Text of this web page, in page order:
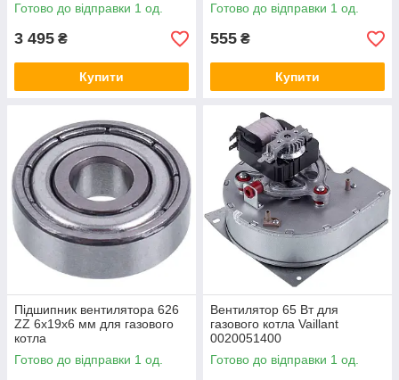
Готово до відправки 1 од.
3 495 ₴
Купити
Готово до відправки 1 од.
555 ₴
Купити
Підшипник вентилятора 626
ZZ 6х19х6 мм для газового
котла
Готово до відправки 1 од.
Вентилятор 65 Вт для
газового котла Vaillant
0020051400
Готово до відправки 1 од.